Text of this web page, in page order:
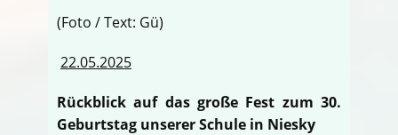
(Foto / Text: Gü)
22.05.2025
Rückblick auf das große Fest zum 30.
Geburtstag unserer Schule in Niesky